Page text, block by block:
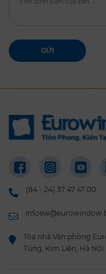
GỬI
(84 - 24) 37 47 47 00
Tòa nhà Văn phòng
Tùng, Kim Liên, Hà Nội